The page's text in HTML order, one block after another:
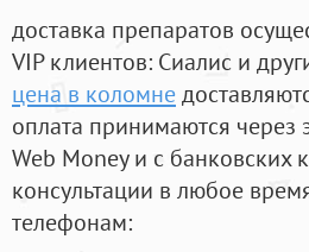
доставка препаратов
VIP клиентов: Сиалис и
цена в коломне
оплата принимаются через
Web Money и с банковских
консультации в любое
телефонам: